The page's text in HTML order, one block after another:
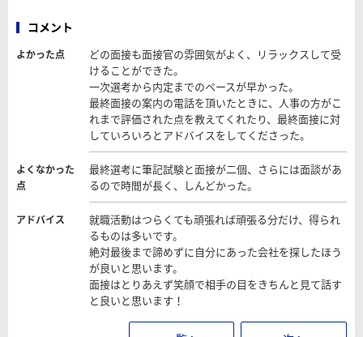
コメント
よかった点
どの面接も面接官の雰囲気がよく、リラックスして受
けることができた。
一次選考から内定までのペースが早かった。
最終面接の案内の電話を頂いたときに、人事の方がこ
れまで評価された点を教えてくれたり、最終面接に対
していろいろとアドバイスをしてくださった。
よくなかった
点
最終選考に筆記試験と面接が二個、さらには面談があ
るので時間が長く、しんどかった。
アドバイス
就職活動はつらくても頑張れば頑張る分だけ、得られ
るものは多いです。
絶対最後まで諦めずに自分にあった会社を探したほう
が良いと思います。
面接はとりあえず笑顔で相手の目をきちんと見て話す
と良いと思います！